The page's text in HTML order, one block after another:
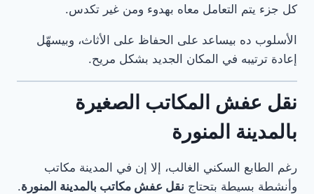
كل جزء يتم التعامل معاه بهدوء ومن غير تكدس.
الأسلوب ده بيساعد على الحفاظ على الأثاث، وبيسهّل
إعادة ترتيبه في المكان الجديد بشكل مريح.
نقل عفش المكاتب الصغيرة
بالمدينة المنورة
رغم الطابع السكني الغالب، إلا إن في المدينة مكاتب
وأنشطة بسيطة بتحتاج نقل عفش مكاتب بالمدينة المنورة.